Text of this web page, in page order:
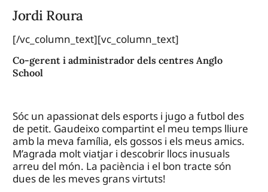
Jordi Roura
[/vc_column_text][vc_column_text]
Co-gerent i administrador dels centres Anglo
School
Sóc un apassionat dels esports i jugo a futbol des
de petit. Gaudeixo compartint el meu temps lliure
amb la meva família, els gossos i els meus amics.
M’agrada molt viatjar i descobrir llocs inusuals
arreu del món. La paciència i el bon tracte són
dues de les meves grans virtuts!